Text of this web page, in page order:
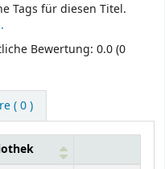
Tags für diesen Titel.
Bewertung: 0.0 (0
( 0 )